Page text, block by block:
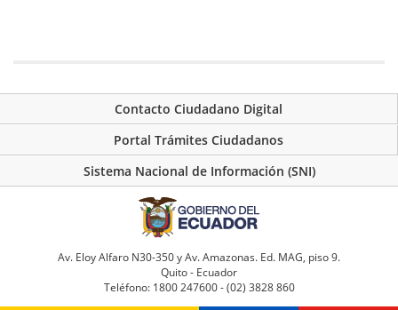
Contacto Ciudadano Digital
Portal Trámites Ciudadanos
Sistema Nacional de Información (SNI)
Av. Eloy Alfaro N30-350 y Av. Amazonas. Ed. MAG, piso 9.
Quito - Ecuador
Teléfono: 1800 247600 - (02) 3828 860